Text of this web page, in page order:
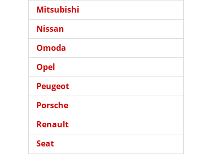
Mitsubishi
Nissan
Omoda
Opel
Peugeot
Porsche
Renault
Seat